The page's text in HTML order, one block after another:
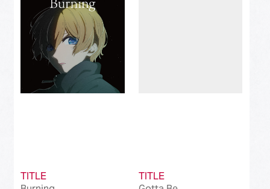
Best International Alternative Song in Japan
Best K-Pop Song in Japan
Best Jazz Album
Best Classical Album
TITLE
TITLE